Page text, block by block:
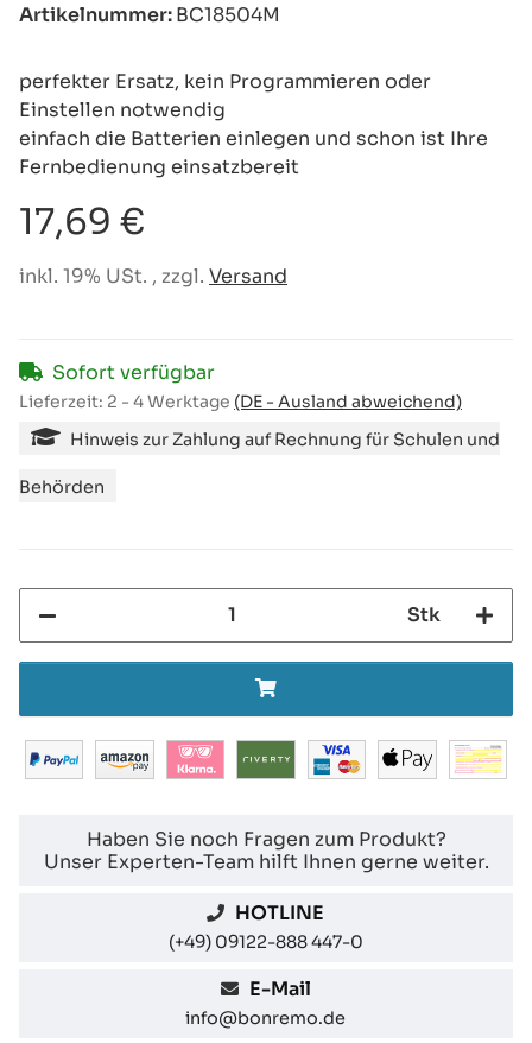
Artikelnummer:BC18504M
perfekter Ersatz, kein Programmieren oder
Einstellen notwendig
einfach die Batterien einlegen und schon ist Ihre
Fernbedienung einsatzbereit
17,69 €
inkl. 19% USt. , zzgl. Versand
Sofort verfügbar
Lieferzeit: 2 - 4 Werktage (DE - Ausland abweichend)
Hinweis zur Zahlung auf Rechnung für Schulen und
Behörden
Stk
Haben Sie noch Fragen zum Produkt?
Unser Experten-Team hilft Ihnen gerne weiter.
HOTLINE
(+49) 09122-888 447-0
E-Mail
info@bonremo.de